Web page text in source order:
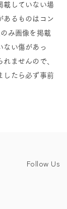
載していない場
あるものはコン
み画像を掲載
ない傷があっ
ませんので、
したら必ず事前
Follow Us